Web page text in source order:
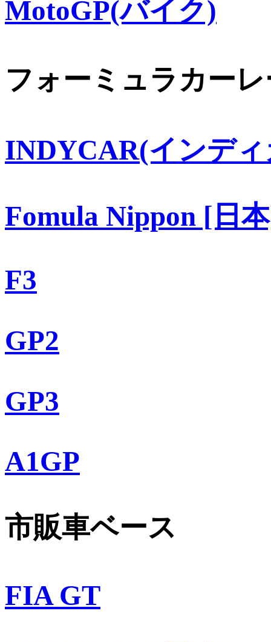
MotoGP(バイク)
フォーミュラカー
INDYCAR(インデ
Fomula Nippon [日
F3
GP2
GP3
A1GP
市販車ベース
FIA GT